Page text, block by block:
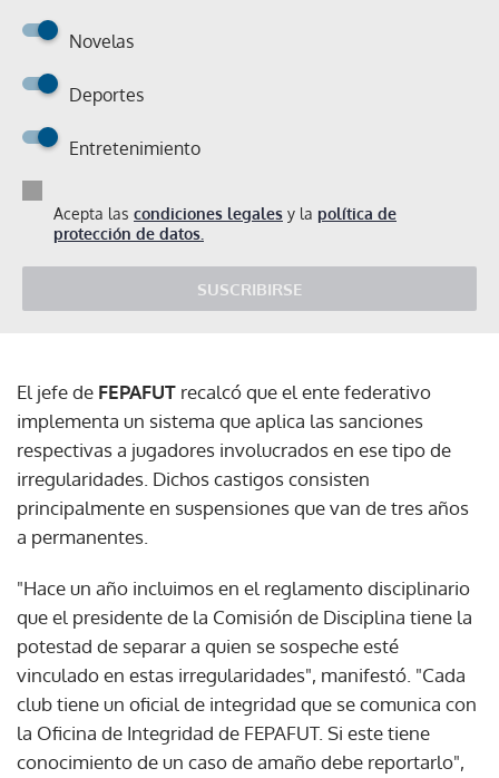
Novelas
Deportes
Entretenimiento
Acepta las condiciones legales y la política de
protección de datos.
SUSCRIBIRSE
El jefe de FEPAFUT recalcó que el ente federativo
implementa un sistema que aplica las sanciones
respectivas a jugadores involucrados en ese tipo de
irregularidades. Dichos castigos consisten
principalmente en suspensiones que van de tres años
a permanentes.
"Hace un año incluimos en el reglamento disciplinario
que el presidente de la Comisión de Disciplina tiene la
potestad de separar a quien se sospeche esté
vinculado en estas irregularidades", manifestó. "Cada
club tiene un oficial de integridad que se comunica con
la Oficina de Integridad de FEPAFUT. Si este tiene
conocimiento de un caso de amaño debe reportarlo",